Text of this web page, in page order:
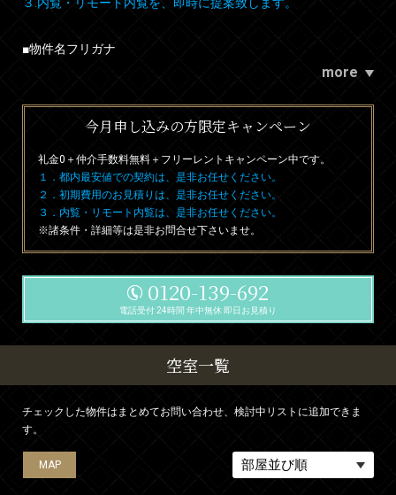
３.内覧・リモート内覧を、即時に提案致します。
■物件名フリガナ
more
今月申し込みの方限定キャンペーン
礼金0 ＋仲介手数料無料 ＋ フリーレント キャンペーン中です。
１．都内最安値での契約は、是非お任せください。
２．初期費用のお見積りは、是非お任せください。
３．内覧・リモート内覧は、是非お任せください。
※諸条件・詳細等は是非お問合せ下さいませ。
0120-139-692
電話受付 24時間 年中無休 即日お見積り
空室一覧
チェックした物件はまとめてお問い合わせ、検討中リストに追加できま
す。
MAP
MAP
MAP
MAP
MAP